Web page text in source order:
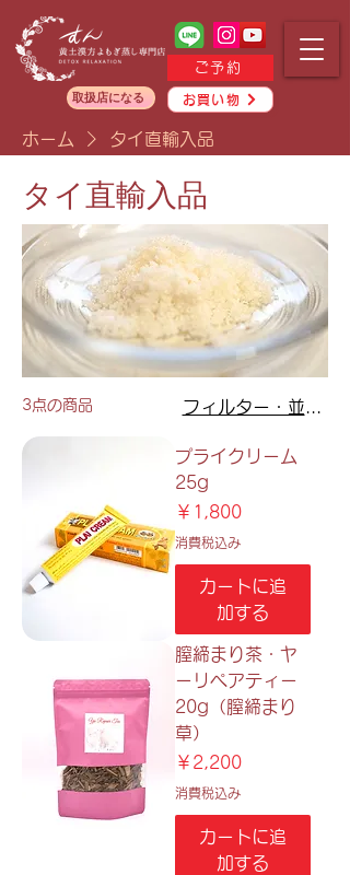
ご予約
お買い物
取扱店になる
ホーム タイ直輸入品
タイ直輸入品
3点の商品 フィルター・並び替え
プライクリーム
25g
価格
￥1,800
消費税込み
カートに追
加する
膣締まり茶・ヤ
ーリペアティー
20g（膣締まり
草）
価格
￥2,200
消費税込み
カートに追
加する